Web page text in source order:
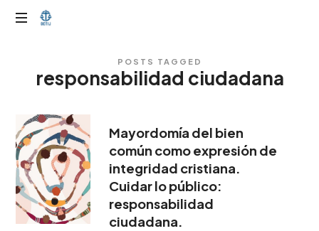
OTIJobservador
POSTS TAGGED
responsabilidad ciudadana
Mayordomía del bien
común como expresión de
integridad cristiana.
Cuidar lo público:
responsabilidad
ciudadana.